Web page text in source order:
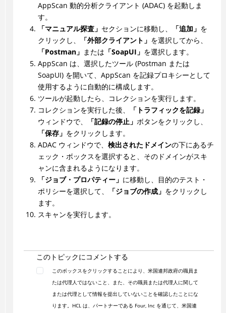
AppScan 動的分析クライアント (ADAC) を起動しま
す。
「マニュアル探査」 セクションに移動し、 「追加」 を
クリックし、
「外部クライアント」 を選択してから、
「Postman」 または 「SoapUI」 を選択します。
AppScan は、選択したツール (Postman または
SoapUI) を開いて、AppScan を記録プロキシーとして
使用するように自動的に構成します。
ツールが起動したら、コレクションを実行します。
コレクションを実行した後、
「トラフィックを記録」
ウィンドウで、
「記録の停止」 ボタンをクリックし、
「保存」 をクリックします。
ADAC ウィンドウで、 検出されたドメインの下にあるチ
ェック・ボックスを選択すると、そのドメインがスキ
ャンに含まれるようになります。
「ジョブ・プロパティー」 に移動し、目的のテスト・
ポリシーを選択して、
「ジョブの作成」 をクリックし
ます。
スキャンを実行します。
このトピックにコメントする
このボックスをクリックすることにより、米国連邦政府の職員ま
たは代理人ではないこと、また、その職員または代理人に関して
または代理として情報を提出していないことを確認したことにな
ります。HCL は、パートナーである Four, Inc を通じて、米国連